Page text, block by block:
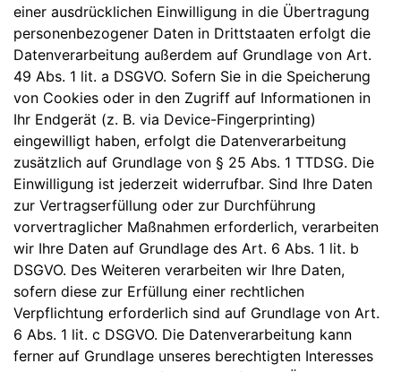
einer ausdrücklichen Einwilligung in die Übertragung
personenbezogener Daten in Drittstaaten erfolgt die
Datenverarbeitung außerdem auf Grundlage von Art.
49 Abs. 1 lit. a DSGVO. Sofern Sie in die Speicherung
von Cookies oder in den Zugriff auf Informationen in
Ihr Endgerät (z. B. via Device-Fingerprinting)
eingewilligt haben, erfolgt die Datenverarbeitung
zusätzlich auf Grundlage von § 25 Abs. 1 TTDSG. Die
Einwilligung ist jederzeit widerrufbar. Sind Ihre Daten
zur Vertragserfüllung oder zur Durchführung
vorvertraglicher Maßnahmen erforderlich, verarbeiten
wir Ihre Daten auf Grundlage des Art. 6 Abs. 1 lit. b
DSGVO. Des Weiteren verarbeiten wir Ihre Daten,
sofern diese zur Erfüllung einer rechtlichen
Verpflichtung erforderlich sind auf Grundlage von Art.
6 Abs. 1 lit. c DSGVO. Die Datenverarbeitung kann
ferner auf Grundlage unseres berechtigten Interesses